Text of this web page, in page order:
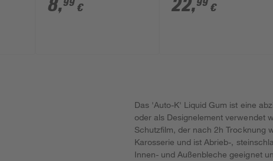
8,99 € 22,99 €
Das 'Auto-K' Liquid Gum ist eine
oder als Designelement verwendet
Schutzfilm, der nach 2h Trocknung
Karosserie und ist Abrieb-,
Innen- und Außenbleche geeignet